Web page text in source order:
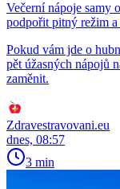
Večerní nápoje samy
podpořit pitný režim
Pokud vám jde o
pět úžasných nápojů
zaměnit.
Zdravestravovani.eu
dnes, 08:57
3 min